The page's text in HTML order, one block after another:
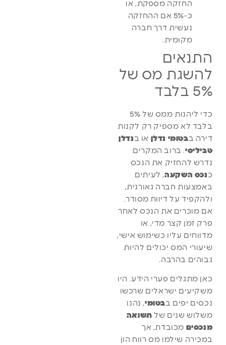
החזקה מספקת, או
כ-5% אם ההחזקה
נעשית דרך חברה
מקומית.
התנאים
להשגת מס של
5% בלבד
כדי ליהנות ממס של 5%
בלבד לא מספיק רק לקנות
דירה בבטומי נדלן או ב נדלן
טביליסי . ברוב המקרים
נדרש להחזיק את הנכס
כ נכס השקעה, לעיתים
באמצעות חברה גאורגית,
ולהקפיד על דיווח מסודר.
אם מוכרים את הנכס לאחר
פרק זמן קצר מדי, או
מדווחים עליו כשימוש אישי,
שיעורי המס יכולים להיות
גבוהים בהרבה.
כאן מתגלים פערי הידע. היו
משקיעים ישראלים שרכשו
נכסים יפים בבטומי, נהנו
משלוש שנים של תשואה
מנכסים מכובדת, אך
במכירה שילמו מס רווח הון